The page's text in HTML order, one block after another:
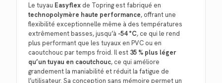
Le tuyau Easyflex de Topring est fabriqué en
technopolymère haute performance, offrant une
flexibilité exceptionnelle même à des températures
extrêmement basses, jusqu’à -54 °C, ce qui le rend
plus performant que les tuyaux en PVC ou en
caoutchouc par temps froid. Il est 35 % plus léger
qu’un tuyau en caoutchouc, ce qui améliore
grandement la maniabilité et réduit la fatigue de
l’utilisateur. Sa conception sans mémoire permet un